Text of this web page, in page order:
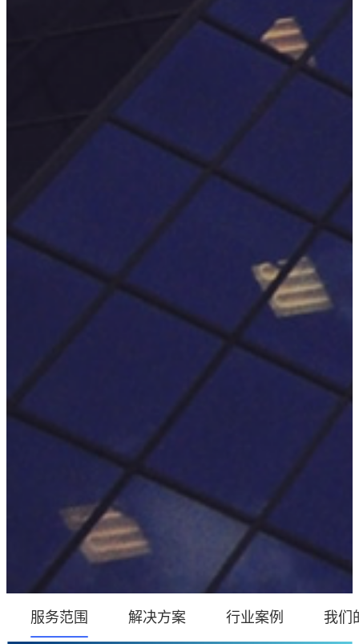
服务范围 解决方案 行业案例 我们